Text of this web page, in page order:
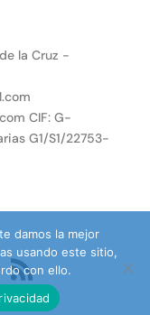
la Cruz -
CIF: G-
G1/S1/22753-
damos la mejor
usando este sitio,
con ello.